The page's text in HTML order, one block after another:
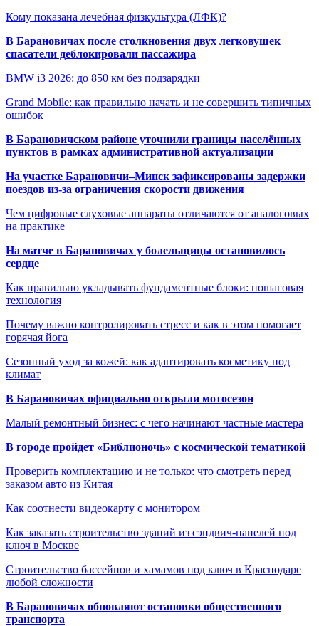
Кому показана лечебная физкультура (ЛФК)?
В Барановичах после столкновения двух легковушек
спасатели деблокировали пассажира
BMW i3 2026: до 850 км без подзарядки
Grand Mobile: как правильно начать и не совершить типичных
ошибок
В Барановичском районе уточнили границы населённых
пунктов в рамках административной актуализации
На участке Барановичи–Минск зафиксированы задержки
поездов из-за ограничения скорости движения
Чем цифровые слуховые аппараты отличаются от аналоговых
на практике
На матче в Барановичах у болельщицы остановилось
сердце
Как правильно укладывать фундаментные блоки: пошаговая
технология
Почему важно контролировать стресс и как в этом помогает
горячая йога
Сезонный уход за кожей: как адаптировать косметику под
климат
В Барановичах официально открыли мотосезон
Малый ремонтный бизнес: с чего начинают частные мастера
В городе пройдет «Библионочь» с космической тематикой
Проверить комплектацию и не только: что смотреть перед
заказом авто из Китая
Как соотнести видеокарту с монитором
Как заказать строительство зданий из сэндвич-панелей под
ключ в Москве
Строительство бассейнов и хамамов под ключ в Краснодаре
любой сложности
В Барановичах обновляют остановки общественного
транспорта